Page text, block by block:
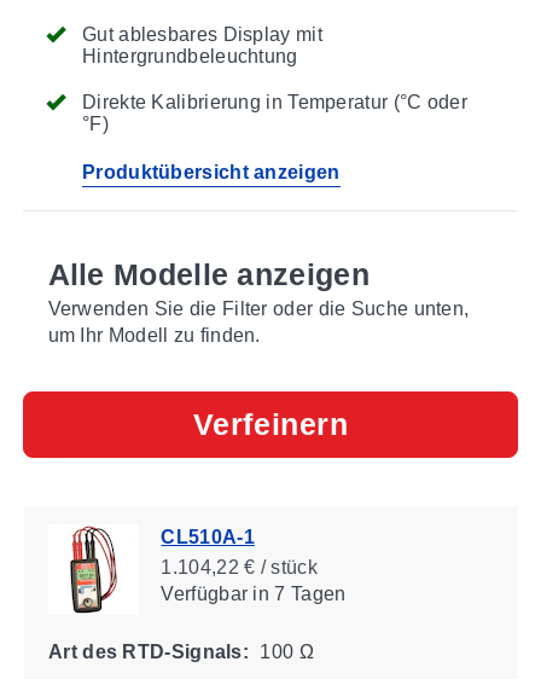
Gut ablesbares Display mit
Hintergrundbeleuchtung
Direkte Kalibrierung in Temperatur (°C oder
°F)
Produktübersicht anzeigen
Alle Modelle anzeigen
Verwenden Sie die Filter oder die Suche unten,
um Ihr Modell zu finden.
Verfeinern
CL510A-1
1.104,22 € / stück
Verfügbarin 7 Tagen
Art des RTD-Signals: 100 Ω